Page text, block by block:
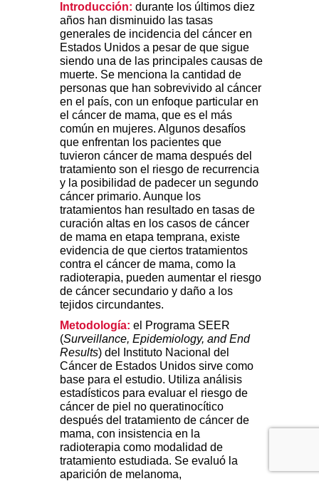
Introducción: durante los últimos diez
años han disminuido las tasas
generales de incidencia del cáncer en
Estados Unidos a pesar de que sigue
siendo una de las principales causas de
muerte. Se menciona la cantidad de
personas que han sobrevivido al cáncer
en el país, con un enfoque particular en
el cáncer de mama, que es el más
común en mujeres. Algunos desafíos
que enfrentan los pacientes que
tuvieron cáncer de mama después del
tratamiento son el riesgo de recurrencia
y la posibilidad de padecer un segundo
cáncer primario. Aunque los
tratamientos han resultado en tasas de
curación altas en los casos de cáncer
de mama en etapa temprana, existe
evidencia de que ciertos tratamientos
contra el cáncer de mama, como la
radioterapia, pueden aumentar el riesgo
de cáncer secundario y daño a los
tejidos circundantes.
Metodología: el Programa SEER
(Surveillance, Epidemiology, and End
Results) del Instituto Nacional del
Cáncer de Estados Unidos sirve como
base para el estudio. Utiliza análisis
estadísticos para evaluar el riesgo de
cáncer de piel no queratinocítico
después del tratamiento de cáncer de
mama, con insistencia en la
radioterapia como modalidad de
tratamiento estudiada. Se evaluó la
aparición de melanoma,